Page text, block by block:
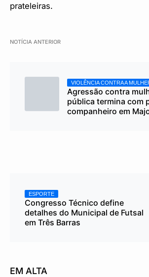
prateleiras.
NOTÍCIA ANTERIOR
VIOLÊNCIA CONTRA A
Agressão contra
pública termina com
companheiro em
ESPORTE
Congresso Técnico define
detalhes do Municipal de Futsal
em Três Barras
EM ALTA